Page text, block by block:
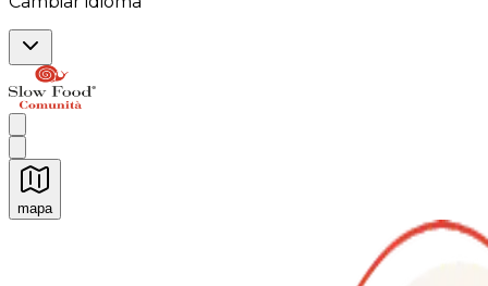
mapa
Experiencias culinarias inolvidables: Experiencias